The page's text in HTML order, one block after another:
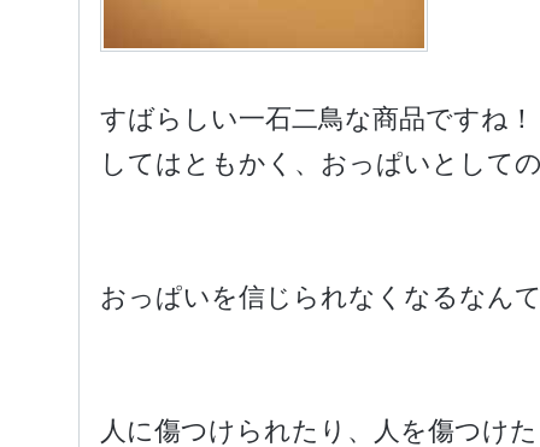
すばらしい一石二鳥な商品です
してはともかく、おっぱいとして
おっぱいを信じられなくなるなん
人に傷つけられたり、人を傷つけ